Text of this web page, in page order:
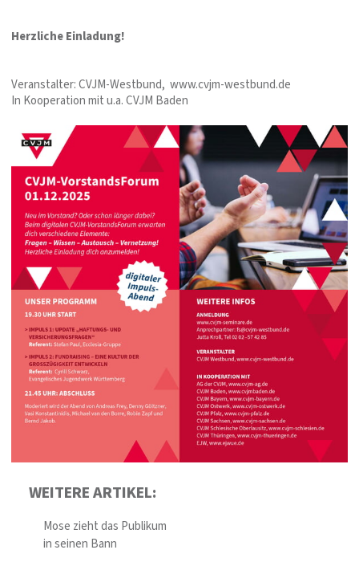
Herzliche Einladung!
Veranstalter: CVJM-Westbund, www.cvjm-westbund.de
In Kooperation mit u.a. CVJM Baden
WEITERE ARTIKEL:
Mose zieht das Publikum
in seinen Bann